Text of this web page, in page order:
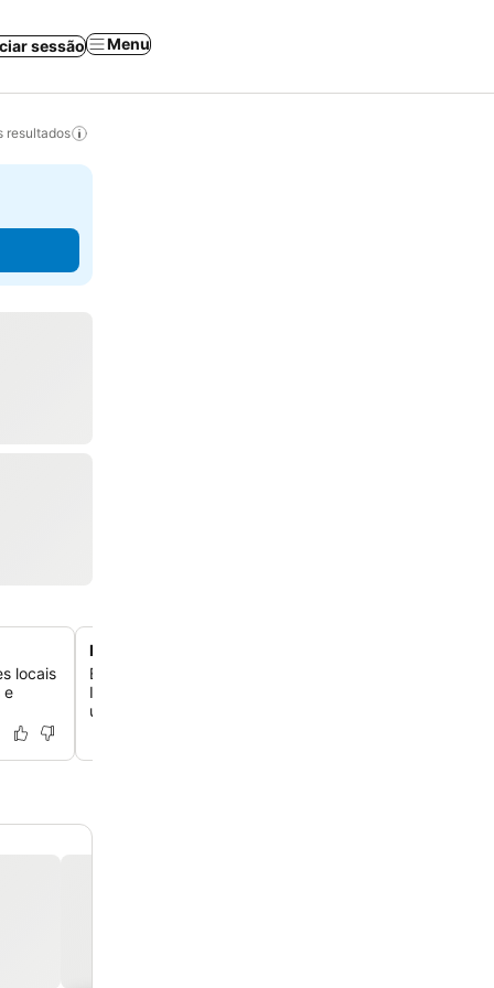
sessão Menu
resultados
locais
e
Passeios exclusivos de barco pela ilha
Embarque em passeios de barco únicos e
Ilhas Egadi, incluindo Favignana e a intocada
uma experiência íntima e inesquecível.